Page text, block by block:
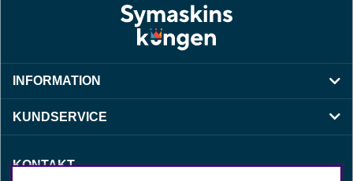
INFORMATION
KUNDSERVICE
KONTAKT